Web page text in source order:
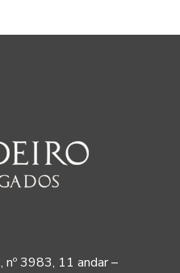
nº 3983, 11 andar –